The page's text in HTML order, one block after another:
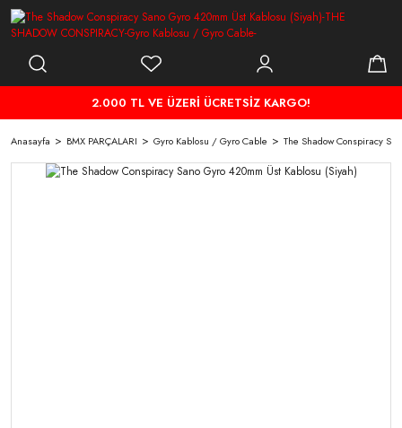
2.000 TL VE ÜZERİ ÜCRETSİZ KARGO!
Anasayfa BMX PARÇALARI Gyro Kablosu / Gyro Cable The Shadow Conspiracy